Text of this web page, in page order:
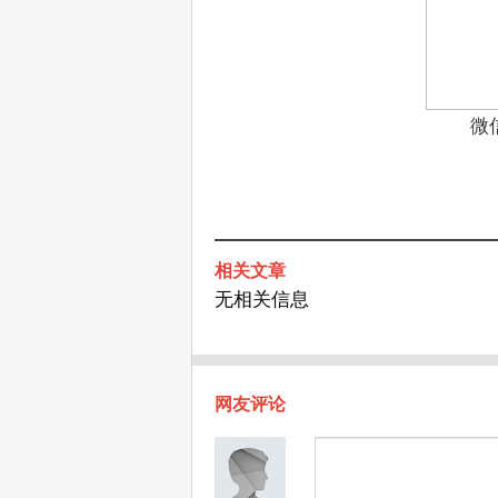
微
相关文章
无相关信息
网友评论